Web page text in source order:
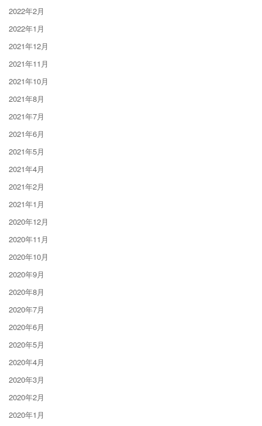
2022年2月
2022年1月
2021年12月
2021年11月
2021年10月
2021年8月
2021年7月
2021年6月
2021年5月
2021年4月
2021年2月
2021年1月
2020年12月
2020年11月
2020年10月
2020年9月
2020年8月
2020年7月
2020年6月
2020年5月
2020年4月
2020年3月
2020年2月
2020年1月